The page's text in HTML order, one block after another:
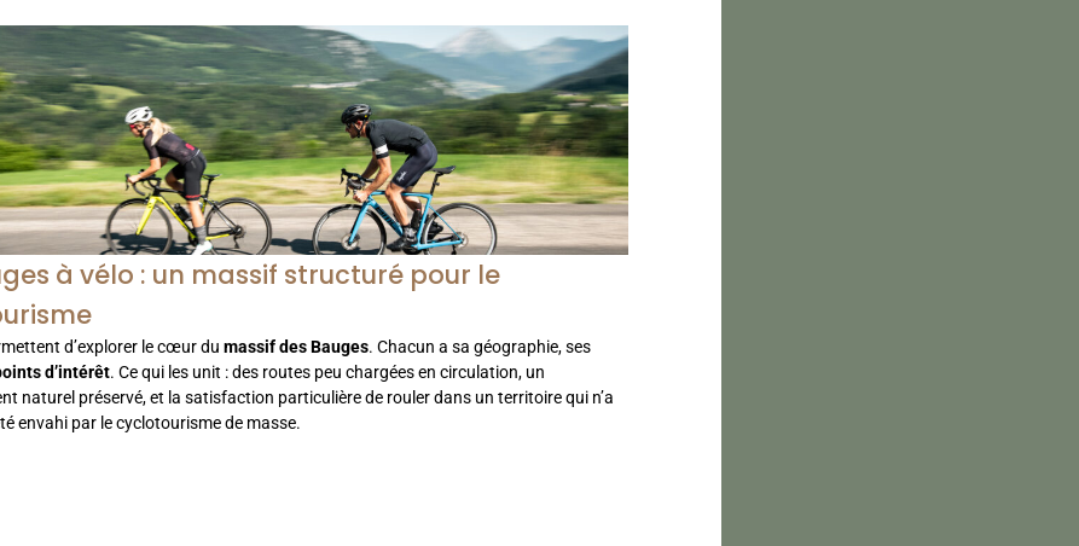
à vélo : un massif structuré pour le
d’explorer le cœur du massif des Bauges. Chacun a sa géographie, ses
d’intérêt. Ce qui les unit : des routes peu chargées en circulation, un
naturel préservé, et la satisfaction particulière de rouler dans un territoire qui n’a
envahi par le cyclotourisme de masse.